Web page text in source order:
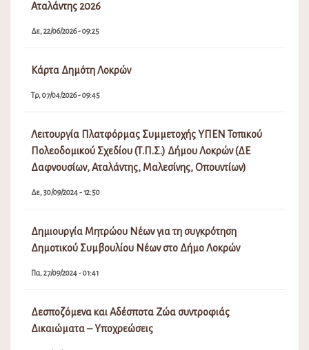
Αταλάντης 2026
Δε, 22/06/2026 - 09:25
Κάρτα Δημότη Λοκρών
Τρ, 07/04/2026 - 09:45
Λειτουργία Πλατφόρμας Συμμετοχής ΥΠΕΝ Τοπικού
Πολεοδομικού Σχεδίου (Τ.Π.Σ.) Δήμου Λοκρών (ΔΕ
Δαφνουσίων, Αταλάντης, Μαλεσίνης, Οπουντίων)
Δε, 30/09/2024 - 12:50
Δημιουργία Μητρώου Νέων για τη συγκρότηση
Δημοτικού Συμβουλίου Νέων στο Δήμο Λοκρών
Πα, 27/09/2024 - 01:41
Δεσποζόμενα και Αδέσποτα Ζώα συντροφιάς
Δικαιώματα – Υποχρεώσεις